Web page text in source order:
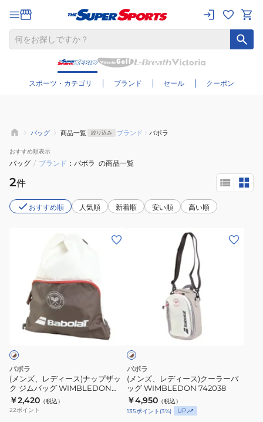
スポーツ・カテゴリ ブランド セール クーポン
さらに絞り込む
バッグ 商品一覧 絞り込み ブランド： バボラ
おすすめ順表示
バッグ / ブランド バボラ の商品一覧
2件
おすすめ順 人気順 新着順 安い順 高い順
ナ
ッ
プ
ザ
ッ
バボラ
(メンズ、レディース)ナップザッ
ク ジムバッグ WIMBLEDON
742039
￥2,420 （税込）
22ポイント
ク
ー
ラ
ー
バ
ホ
ワ
イ
ラ
ウ
ン
バボラ
(メンズ、レディース)クーラーバ
ッグ WIMBLEDON 742038
￥4,950 （税込）
135ポイント (3%) UP